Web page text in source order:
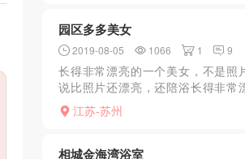
园区多多美女
2019-08-05 1066 1 9
长得非常漂亮的一个美女，不是照
说比照片还漂亮，还陪浴长得非常
美女，不是照片，本人敢说比照片
陪浴长得非常漂亮的一个美女，不
江苏-苏州
相城金海湾浴室